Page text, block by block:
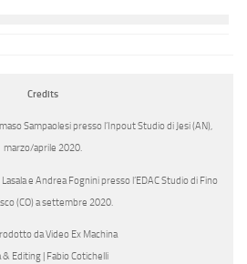
Credits
Sampaolesi presso l’Inpout Studio di Jesi (AN),
marzo/aprile 2020.
e Andrea Fognini presso l’EDAC Studio di Fino
(CO) a settembre 2020.
da Video Ex Machina
& Editing | Fabio Cotichelli